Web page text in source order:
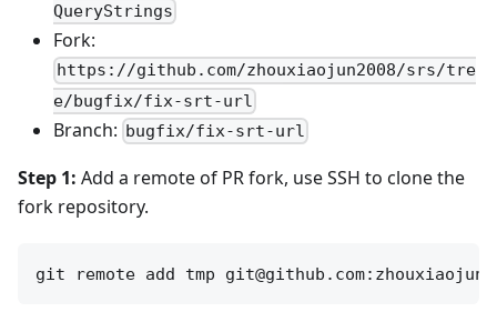
QueryStrings
Fork:
https://github.com/zhouxiaojun2008/srs/tre
e/bugfix/fix-srt-url
Branch: bugfix/fix-srt-url
Step 1: Add a remote of PR fork, use SSH to clone the
fork repository.